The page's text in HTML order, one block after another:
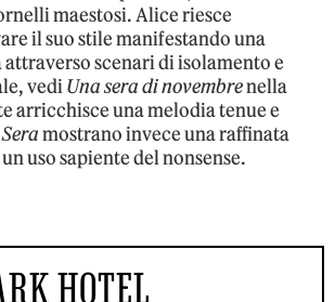
maestosi. Alice riesce
il suo stile manifestando una
scenari di isolamento e
vediUna sera di novembrenella
arricchisce una melodia tenue e
Seramostrano invece una raffinata
uso sapiente del nonsense.
HOTEL